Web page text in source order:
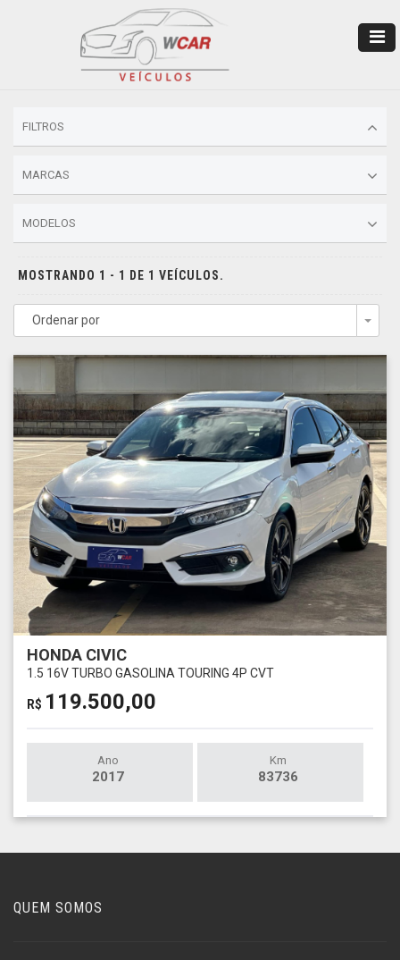
FILTROS
MARCAS
MODELOS
MOSTRANDO 1 - 1 DE 1 VEÍCULOS.
Ordenar por
HONDA CIVIC
1.5 16V TURBO GASOLINA TOURING 4P CVT
R$ 119.500,00
Ano
2017
Km
83736
QUEM SOMOS